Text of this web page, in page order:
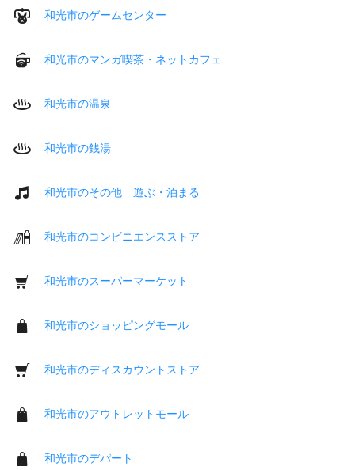
和光市のゲームセンター
和光市のマンガ喫茶・ネットカフェ
和光市の温泉
和光市の銭湯
和光市のその他 遊ぶ・泊まる
和光市のコンビニエンスストア
和光市のスーパーマーケット
和光市のショッピングモール
和光市のディスカウントストア
和光市のアウトレットモール
和光市のデパート